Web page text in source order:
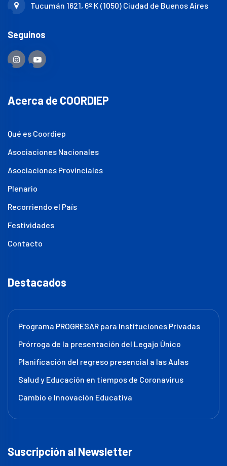
Tucumán 1621, 6º K (1050) Ciudad de Buenos Aires
Seguinos
Acerca de COORDIEP
Qué es Coordiep
Asociaciones Nacionales
Asociaciones Provinciales
Plenario
Recorriendo el País
Festividades
Contacto
Destacados
Programa PROGRESAR para Instituciones Privadas
Prórroga de la presentación del Legajo Único
Planificación del regreso presencial a las Aulas
Salud y Educación en tiempos de Coronavirus
Cambio e Innovación Educativa
Suscripción al Newsletter